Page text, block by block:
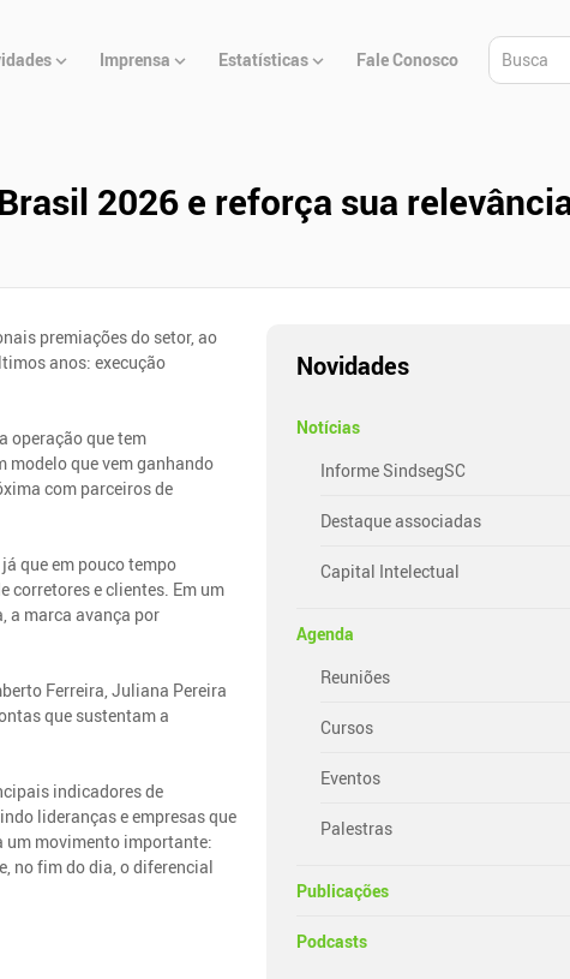
Imprensa Estatísticas Fale Conosco
2026 e reforça sua
premiações do setor, ao
anos: execução
operação que tem
que vem ganhando
com parceiros de
que em pouco tempo
corretores e clientes. Em um
a marca avança por
Ferreira, Juliana Pereira
que sustentam a
indicadores de
lideranças e empresas que
um movimento importante:
no fim do dia, o diferencial
Novidades
Notícias
Informe SindsegSC
Destaque associadas
Capital Intelectual
Agenda
Reuniões
Cursos
Eventos
Palestras
Publicações
Podcasts